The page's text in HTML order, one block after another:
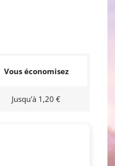
Vous économisez
Jusqu'à 1,20 €